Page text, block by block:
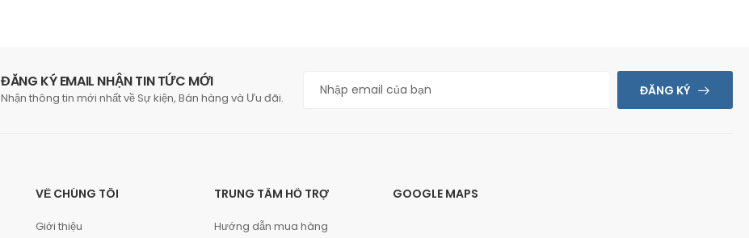
ĐĂNG KÝ EMAIL NHẬN TIN TỨC MỚI
Nhận thông tin mới nhất về Sự kiện, Bán hàng và Ưu đãi. ĐĂNG KÝ
VỀ CHÚNG TÔI
Giới thiệu
TRUNG TÂM HỖ TRỢ
Hướng dẫn mua hàng
GOOGLE MAPS